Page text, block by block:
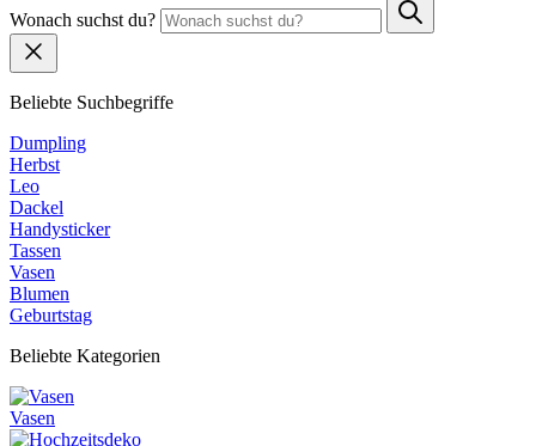
Wonach suchst du?
Beliebte Suchbegriffe
Dumpling
Herbst
Leo
Dackel
Handysticker
Tassen
Vasen
Blumen
Geburtstag
Beliebte Kategorien
Vasen